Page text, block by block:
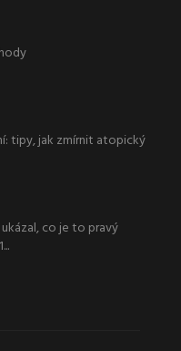
tipy, jak zmírnit atopický
co je to pravý